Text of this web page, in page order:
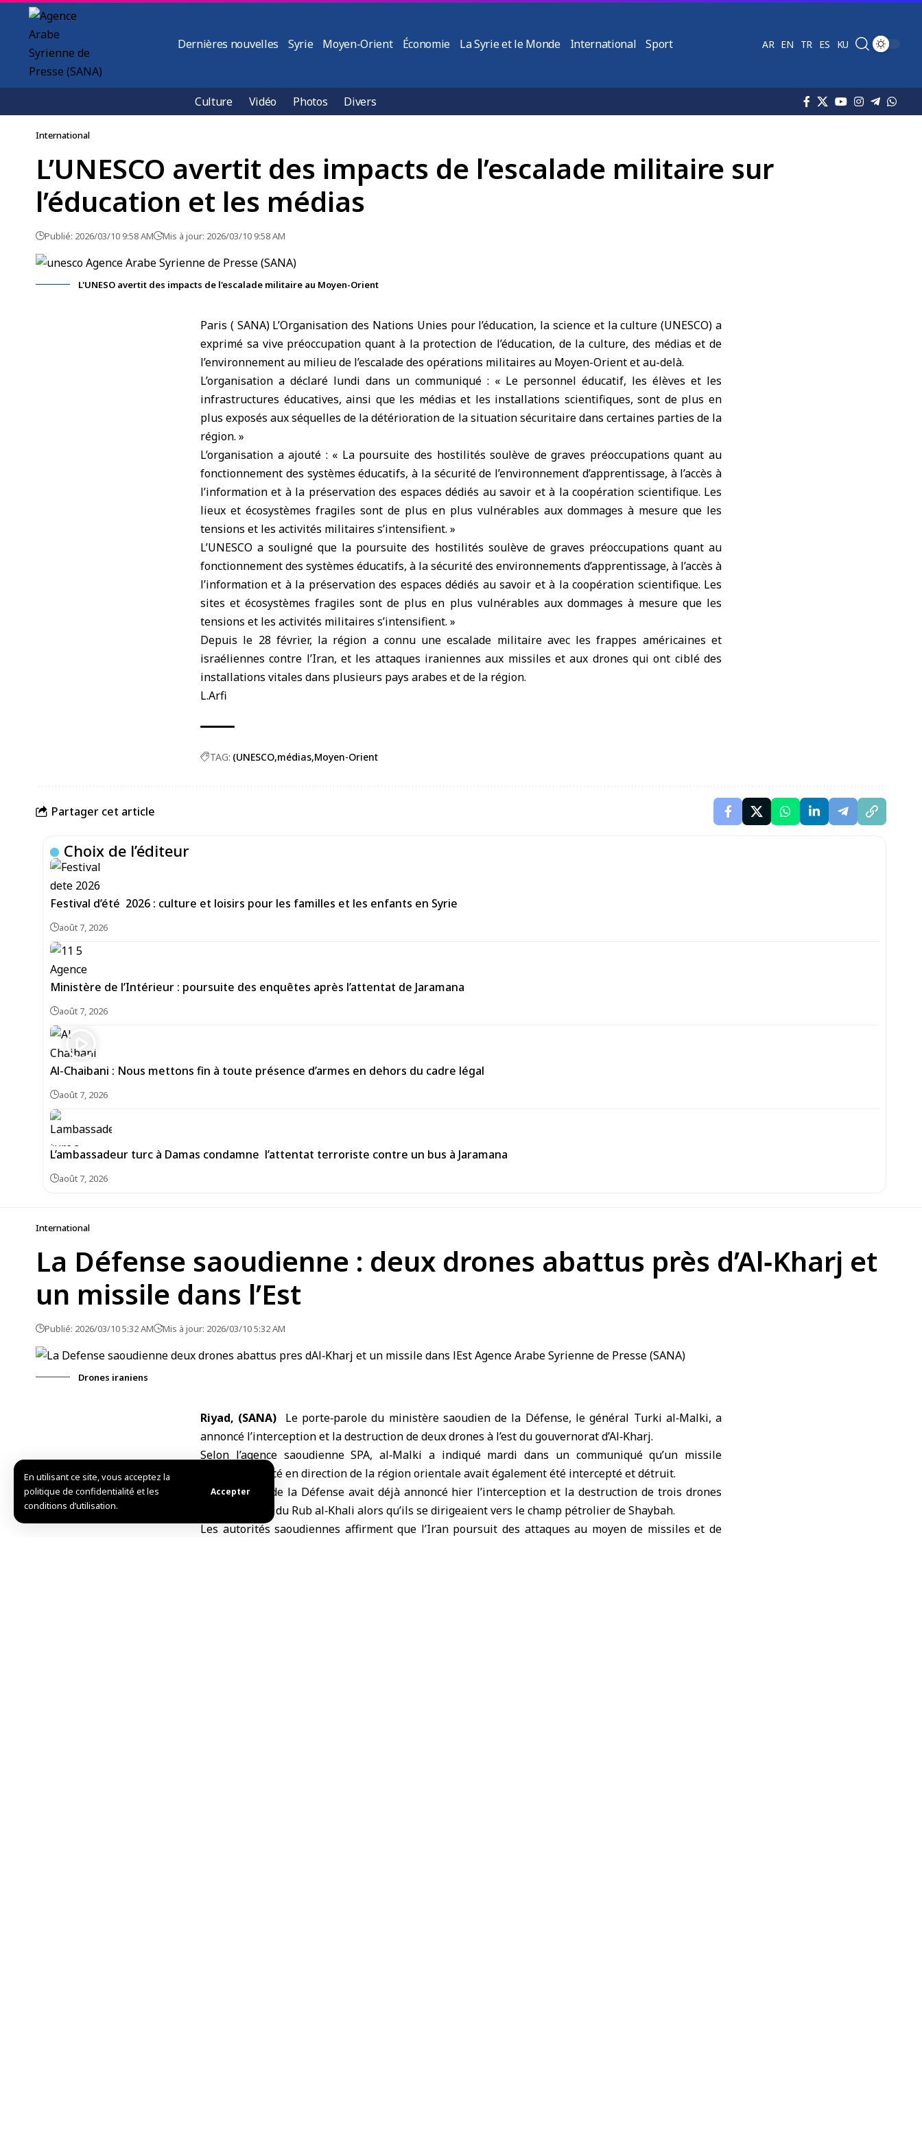
En utilisant ce site, vous acceptez la
politique de confidentialité et les
conditions d’utilisation.
Accepter
Dernières nouvelles Syrie Moyen-Orient Économie La Syrie et le Monde International Sport AR EN TR ES KU
Culture Vidéo Photos Divers
International
L’UNESCO avertit des impacts de l’escalade militaire sur
l’éducation et les médias
Publié: 2026/03/10 9:58 AM Mis à jour: 2026/03/10 9:58 AM
L'UNESO avertit des impacts de l'escalade militaire au Moyen-Orient
Paris ( SANA) L’Organisation des Nations Unies pour l’éducation, la science et la culture(UNESCO) a
exprimé sa vive préoccupation quant à la protection de l’éducation, de la culture, des médias et de
l’environnement au milieu de l’escalade des opérations militaires au Moyen-Orientet au-delà.
L’organisation a déclaré lundi dans un communiqué : « Le personnel éducatif, les élèves et les
infrastructures éducatives, ainsi que les médias et les installations scientifiques, sont de plus en
plus exposés aux séquelles de la détérioration de la situation sécuritaire dans certaines parties de la
région. »
L’organisation a ajouté : « La poursuite des hostilités soulève de graves préoccupations quant au
fonctionnement des systèmes éducatifs, à la sécurité de l’environnement d’apprentissage, à l’accès à
l’information et à la préservation des espaces dédiés au savoir et à la coopération scientifique. Les
lieux et écosystèmes fragiles sont de plus en plus vulnérables aux dommages à mesure que les
tensions et les activités militaires s’intensifient. »
L’UNESCO a souligné que la poursuite des hostilités soulève de graves préoccupations quant au
fonctionnement des systèmes éducatifs, à la sécurité des environnements d’apprentissage, à l’accès à
l’information et à la préservation des espaces dédiés au savoir et à la coopération scientifique. Les
sites et écosystèmes fragiles sont de plus en plus vulnérables aux dommages à mesure que les
tensions et les activités militaires s’intensifient. »
Depuis le 28 février, la région a connu une escalade militaire avec les frappes américaines et
israéliennes contre l’Iran, et les attaques iraniennes aux missiles et aux drones qui ont ciblé des
installations vitales dans plusieurs pays arabes et de la région.
L.Arfi
TAG: (UNESCO médias Moyen-Orient
Partager cet article
Choix de l’éditeur
Festival d’été 2026 : culture et loisirs pour les familles et les enfants en Syrie
août 7, 2026
Ministère de l’Intérieur : poursuite des enquêtes après l’attentat de Jaramana
août 7, 2026
Al-Chaibani : Nous mettons fin à toute présence d’armes en dehors du cadre légal
août 7, 2026
L’ambassadeur turc à Damas condamne l’attentat terroriste contre un bus à Jaramana
août 7, 2026
International
La Défense saoudienne : deux drones abattus près d’Al‑Kharj et
un missile dans l’Est
Publié: 2026/03/10 5:32 AM Mis à jour: 2026/03/10 5:32 AM
Drones iraniens
Riyad, (SANA) Le porte‑parole du ministère saoudien de la Défense, le général Turki al‑Malki, a
annoncé l’interception et la destruction de deuxdrones à l’est du gouvernorat d’Al‑Kharj.
Selon l’agence saoudienne SPA, al‑Malki a indiqué mardi dans un communiqué qu’un missile
balistique lancé en direction de la région orientale avait également été intercepté et détruit.
Le ministère de la Défense avait déjà annoncé hier l’interception et la destruction de trois drones
dans le désert du Rub al‑Khali alors qu’ils se dirigeaient vers le champ pétrolier de Shaybah.
Les autorités saoudiennes affirment que l’Iranpoursuit des attaques au moyen de missiles et de